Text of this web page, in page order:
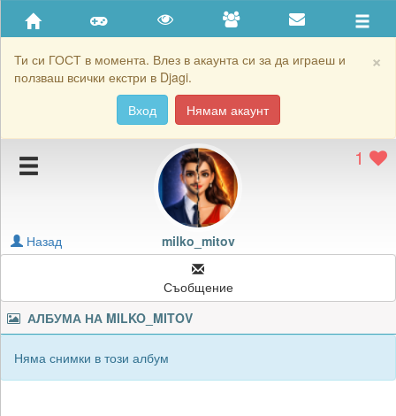
×
Ти си ГОСТ в момента. Влез в акаунта си за да играеш и
ползваш всички екстри в Djagi.
Вход
Нямам акаунт
Приятели
Хронология на игри
Подаръците на milko_mitov
Картичките на milko_mitov
Блокирай milko_mitov
1
milko_mitov
Назад
Съобщение
АЛБУМА НА MILKO_MITOV
Няма снимки в този албум